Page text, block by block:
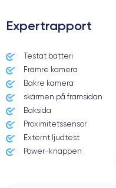
Date de sortie
24/09/2021
Dimensions
OLED 6.1 pouces
Expertrapport
Testat batteri
Främre kamera
Bakre kamera
skärmen på framsidan
Baksida
Proximitetssensor
Externt ljudtest
Power-knappen